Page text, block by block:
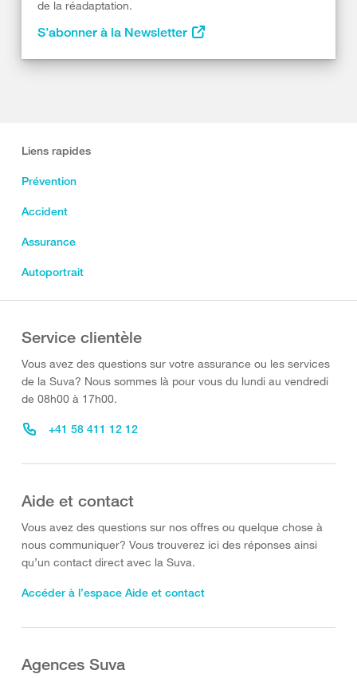
de la réadaptation.
S’abonner à la Newsletter
Liens rapides
Prévention
Accident
Assurance
Autoportrait
Service clientèle
Vous avez des questions sur votre assurance ou les services
de la Suva? Nous sommes là pour vous du lundi au vendredi
de 08h00 à 17h00.
+41 58 411 12 12
Aide et contact
Vous avez des questions sur nos offres ou quelque chose à
nous communiquer? Vous trouverez ici des réponses ainsi
qu’un contact direct avec la Suva.
Accéder à l’espace Aide et contact
Agences Suva